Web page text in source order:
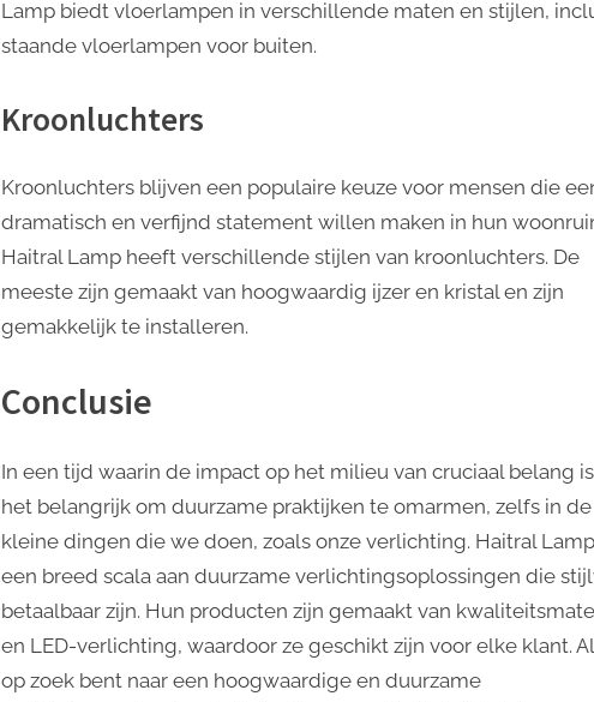
Lamp biedt vloerlampen in verschillende maten en stijlen,
staande vloerlampen voor buiten.
Kroonluchters
Kroonluchters blijven een populaire keuze voor mensen die
dramatisch en verfijnd statement willen maken in hun
Haitral Lamp heeft verschillende stijlen van kroonluchters. De
meeste zijn gemaakt van hoogwaardig ijzer en kristal en zijn
gemakkelijk te installeren.
Conclusie
In een tijd waarin de impact op het milieu van cruciaal belang
het belangrijk om duurzame praktijken te omarmen, zelfs in de
kleine dingen die we doen, zoals onze verlichting. Haitral
een breed scala aan duurzame verlichtingsoplossingen die
betaalbaar zijn. Hun producten zijn gemaakt van
en LED-verlichting, waardoor ze geschikt zijn voor elke klant.
op zoek bent naar een hoogwaardige en duurzame